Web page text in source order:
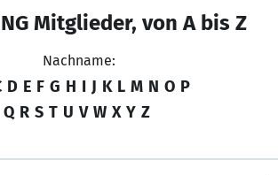
Mitglieder, von A bis Z
Nachname:
D E F G H I J K L M N O P
Q R S T U V W X Y Z